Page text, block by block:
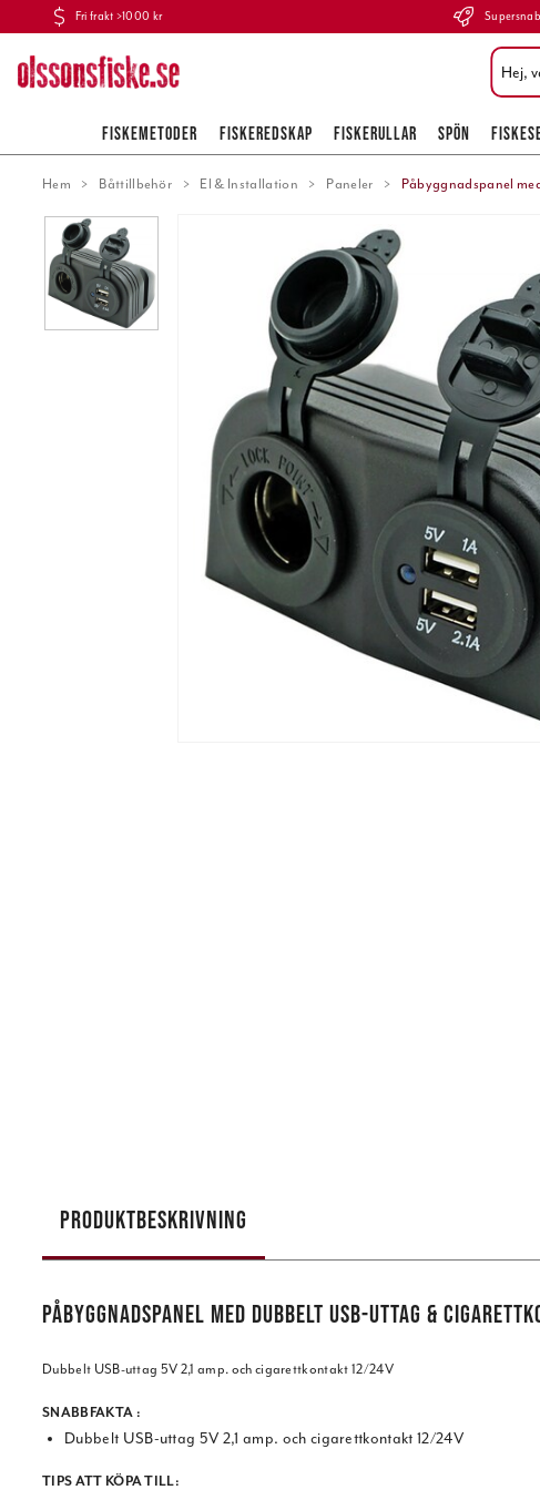
Fri frakt >1000 kr
FISKEMETODER FISKEREDSKAP FISKERULLAR SPÖN
Hem Båttillbehör El & Installation Paneler Påbyggnadspanel
PRODUKTBESKRIVNING
PÅBYGGNADSPANEL MED DUBBELT USB-UTTAG &
Dubbelt USB-uttag 5V 2,1 amp. och cigarettkontakt 12/24V
SNABBFAKTA :
Dubbelt USB-uttag 5V 2,1 amp. och cigarettkontakt 12/24V
TIPS ATT KÖPA TILL: